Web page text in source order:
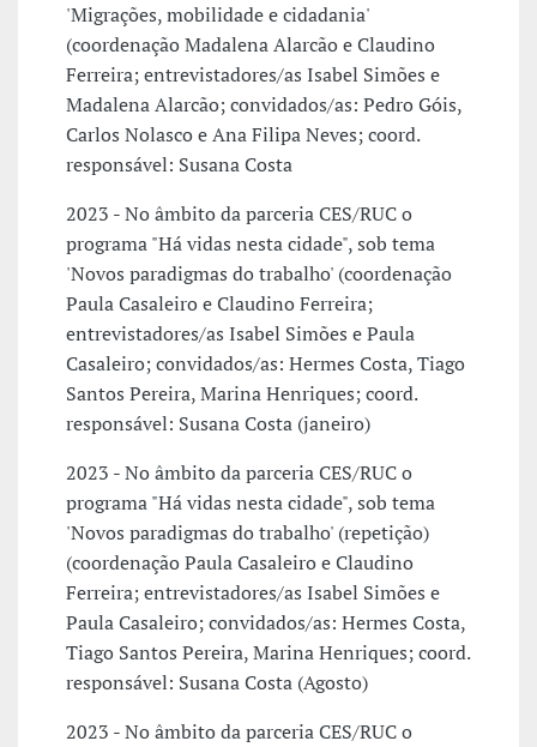
'Migrações, mobilidade e cidadania'
(coordenação Madalena Alarcão e Claudino
Ferreira; entrevistadores/as Isabel Simões e
Madalena Alarcão; convidados/as: Pedro Góis,
Carlos Nolasco e Ana Filipa Neves; coord.
responsável: Susana Costa
2023 - No âmbito da parceria CES/RUC o
programa "Há vidas nesta cidade", sob tema
'Novos paradigmas do trabalho' (coordenação
Paula Casaleiro e Claudino Ferreira;
entrevistadores/as Isabel Simões e Paula
Casaleiro; convidados/as: Hermes Costa, Tiago
Santos Pereira, Marina Henriques; coord.
responsável: Susana Costa (janeiro)
2023 - No âmbito da parceria CES/RUC o
programa "Há vidas nesta cidade", sob tema
'Novos paradigmas do trabalho' (repetição)
(coordenação Paula Casaleiro e Claudino
Ferreira; entrevistadores/as Isabel Simões e
Paula Casaleiro; convidados/as: Hermes Costa,
Tiago Santos Pereira, Marina Henriques; coord.
responsável: Susana Costa (Agosto)
2023 - No âmbito da parceria CES/RUC o